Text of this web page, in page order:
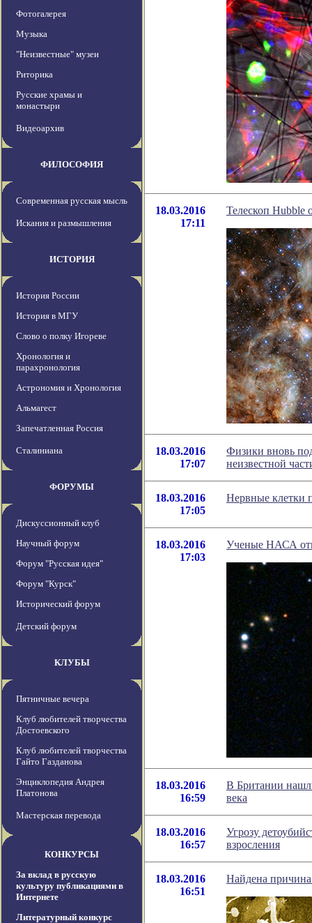
Фотогалерея
Музыка
"Неизвестные" музеи
Риторика
Русские храмы и
монастыри
Видеоархив
ФИЛОСОФИЯ
Современная русская мысль
Искания и размышления
ИСТОРИЯ
История России
История в МГУ
Слово о полку Игореве
Хронология и
парахронология
Астрономия и Хронология
Альмагест
Запечатленная Россия
Сталиниана
ФОРУМЫ
Дискуссионный клуб
Научный форум
Форум "Русская идея"
Форум "Курск"
Исторический форум
Детский форум
КЛУБЫ
Пятничные вечера
Клуб любителей творчества
Достоевского
Клуб любителей творчества
Гайто Газданова
Энциклопедия Андрея
Платонова
Мастерская перевода
КОНКУРСЫ
За вклад в русскую
культуру публикациями в
Интернете
Литературный конкурс
18.03.2016
17:11
Телескоп Hubble
18.03.2016
17:07
Физики вновь
неизвестной
18.03.2016
17:05
Нервные клетки
18.03.2016
17:03
Ученые НАСА
18.03.2016
16:59
В Британии
века
18.03.2016
16:57
Угрозу
взросления
18.03.2016
16:51
Найдена причина